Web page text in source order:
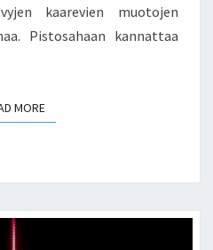
kaarevien muotojen
Pistosahaan kannattaa
MOREREAD MORE